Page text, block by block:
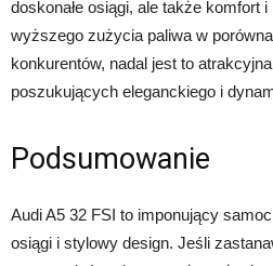
doskonałe osiągi, ale także komfort
wyższego zużycia paliwa w
konkurentów, nadal jest to
poszukujących eleganckiego i
Podsumowanie
Audi A5 32 FSI to imponujący
osiągi i stylowy design. Jeśli